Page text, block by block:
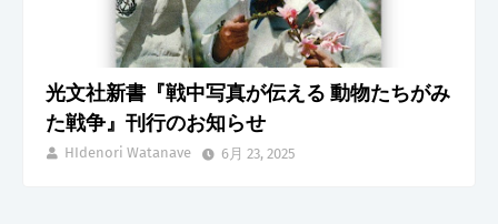
光文社新書『戦中写真が伝える 動物たちがみ
た戦争』刊行のお知らせ
HIdenori Watanave 6月 23, 2025